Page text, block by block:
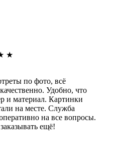
★
по фото, всё
Удобно, что
и материал. Картинки
на месте. Служба
на все вопросы.
ещё!